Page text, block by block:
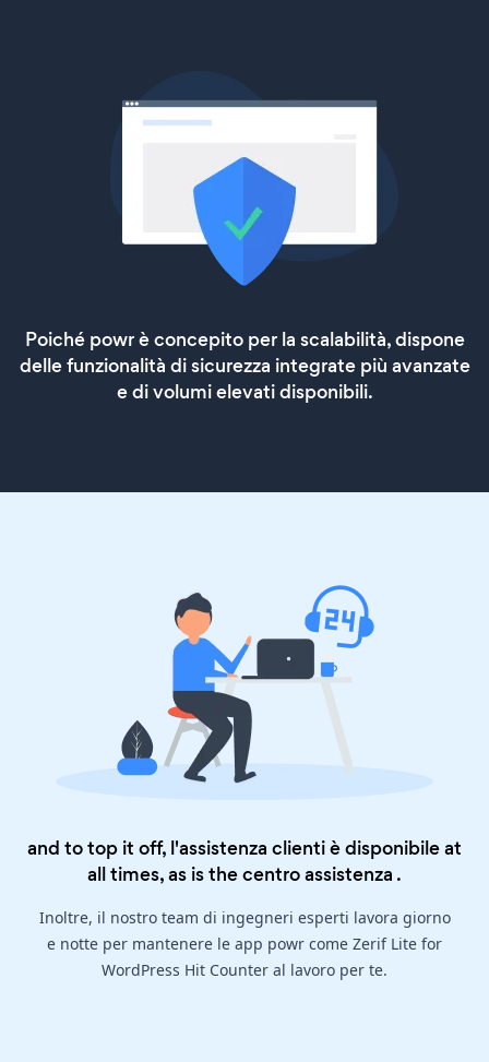
Poiché powr è concepito per la scalabilità, dispone
delle funzionalità di sicurezza integrate più avanzate
e di volumi elevati disponibili.
and to top it off, l'assistenza clienti è disponibile at
all times, as is thecentro assistenza .
Inoltre, il nostro team di ingegneri esperti lavora giorno
e notte per mantenere le app powr come Zerif Lite for
WordPress Hit Counter al lavoro per te.